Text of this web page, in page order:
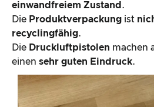
einwandfreiem Zustand .
Die Produktverpackung ist
recyclingfähig.
Die Druckluftpistolen machen
einen sehr guten Eindruck.